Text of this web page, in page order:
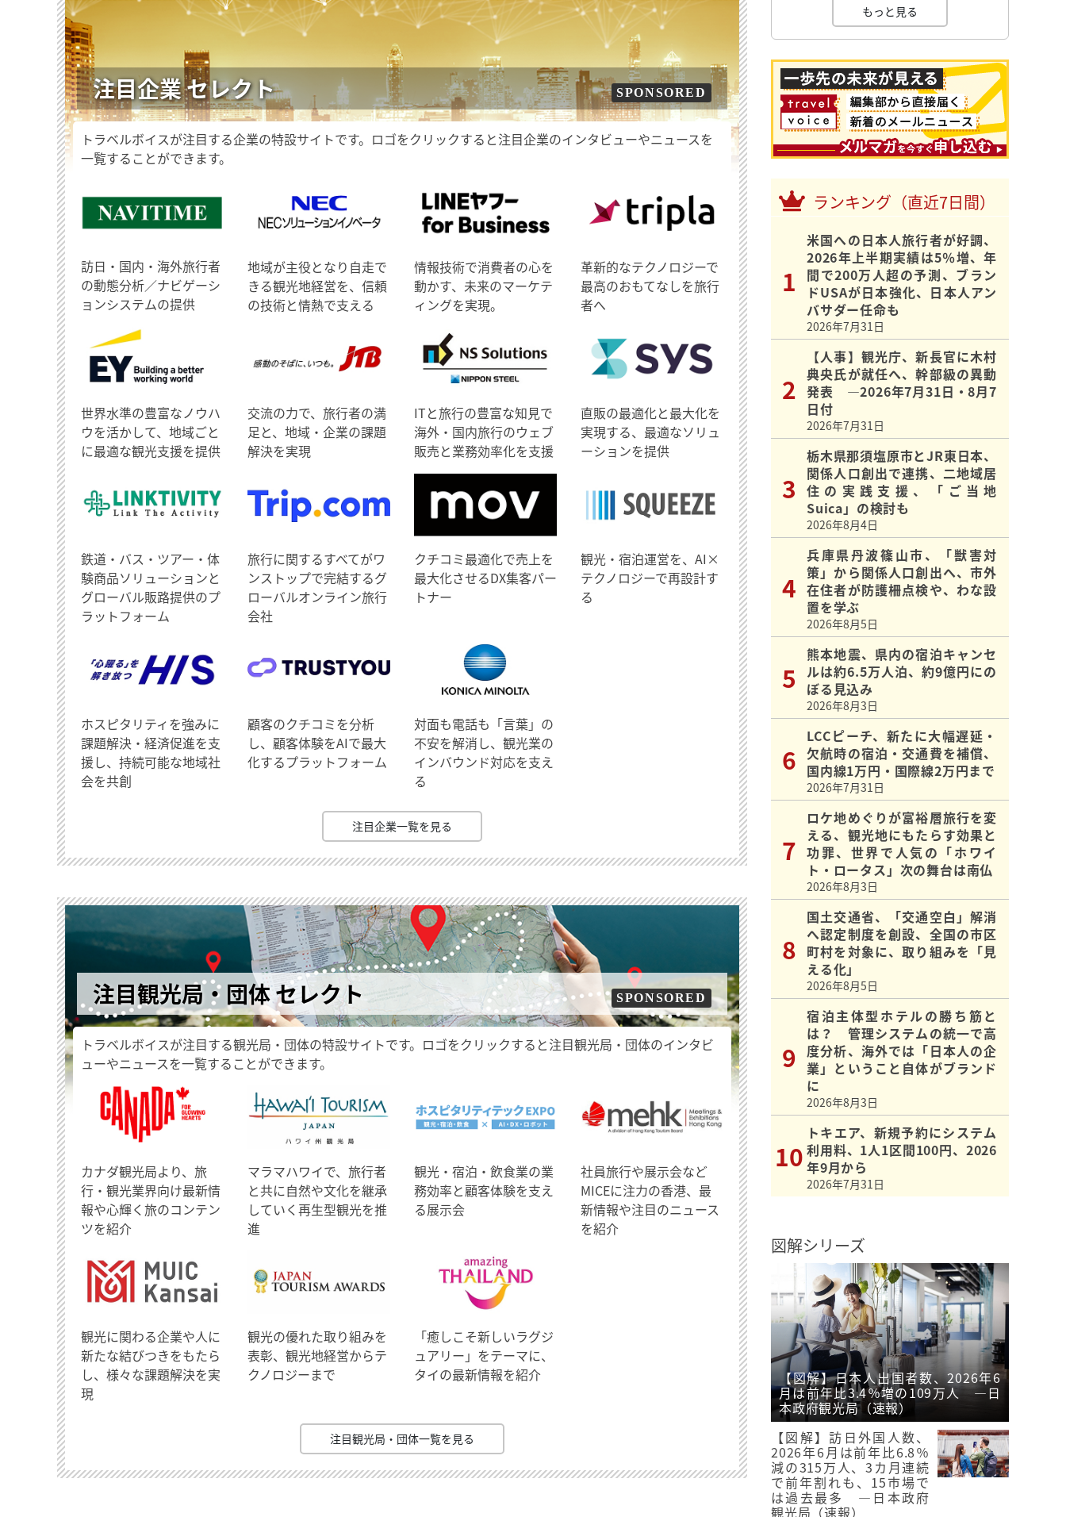
注目企業 セレクト SPONSORED
トラベルボイスが注目する企業の特設サイトです。ロゴをクリックすると注目企業のインタビューやニュースを
一覧することができます。
訪日・国内・海外旅行者
の動態分析／ナビゲーシ
ョンシステムの提供
地域が主役となり自走で
きる観光地経営を、信頼
の技術と情熱で支える
情報技術で消費者の心を
動かす、未来のマーケテ
ィングを実現。
革新的なテクノロジーで
最高のおもてなしを旅行
者へ
世界水準の豊富なノウハ
ウを活かして、地域ごと
に最適な観光支援を提供
交流の力で、旅行者の満
足と、地域・企業の課題
解決を実現
ITと旅行の豊富な知見で
海外・国内旅行のウェブ
販売と業務効率化を支援
直販の最適化と最大化を
実現する、最適なソリュ
ーションを提供
鉄道・バス・ツアー・体
験商品ソリューションと
グローバル販路提供のプ
ラットフォーム
旅行に関するすべてがワ
ンストップで完結するグ
ローバルオンライン旅行
会社
クチコミ最適化で売上を
最大化させるDX集客パー
トナー
観光・宿泊運営を、AI×
テクノロジーで再設計す
る
ホスピタリティを強みに
課題解決・経済促進を支
援し、持続可能な地域社
会を共創
顧客のクチコミを分析
し、顧客体験をAIで最大
化するプラットフォーム
対面も電話も「言葉」の
不安を解消し、観光業の
インバウンド対応を支え
る
注目企業一覧を見る
注目観光局・団体 セレクト SPONSORED
トラベルボイスが注目する観光局・団体の特設サイトです。ロゴをクリックすると注目観光局・団体のインタビ
ューやニュースを一覧することができます。
​カナダ観光局より、旅
行・観光業界向け最新情
報や心輝く旅のコンテン
ツを紹介
マラマハワイで、旅行者
と共に自然や文化を継承
していく再生型観光を推
進
観光・宿泊・飲食業の業
務効率と顧客体験を支え
る展示会
社員旅行や展示会など
MICEに注力の香港、最
新情報や注目のニュース
を紹介
観光に関わる企業や人に
新たな結びつきをもたら
し、様々な課題解決を実
現
観光の優れた取り組みを
表彰、観光地経営からテ
クノロジーまで
「癒しこそ新しいラグジ
ュアリー」をテーマに、
タイの最新情報を紹介
注目観光局・団体一覧を見る
もっと見る
ランキング（直近7日間）
米国への日本人旅行者が好調、
2026年上半期実績は5％増、年
間で200万人超の予測、ブラン
ドUSAが日本強化、日本人アン
バサダー任命も
2026年7月31日
【人事】観光庁、新長官に木村
典央氏が就任へ、幹部級の異動
発表 ―2026年7月31日・8月7
日付
2026年7月31日
栃木県那須塩原市とJR東日本、
関係人口創出で連携、二地域居
住の実践支援、「ご当地
Suica」の検討も
2026年8月4日
兵庫県丹波篠山市、「獣害対
策」から関係人口創出へ、市外
在住者が防護柵点検や、わな設
置を学ぶ
2026年8月5日
熊本地震、県内の宿泊キャンセ
ルは約6.5万人泊、約9億円にの
ぼる見込み
2026年8月3日
LCCピーチ、新たに大幅遅延・
欠航時の宿泊・交通費を補償、
国内線1万円・国際線2万円まで
2026年7月31日
ロケ地めぐりが富裕層旅行を変
える、観光地にもたらす効果と
功罪、世界で人気の「ホワイ
ト・ロータス」次の舞台は南仏
2026年8月3日
国土交通省、「交通空白」解消
へ認定制度を創設、全国の市区
町村を対象に、取り組みを「見
える化」
2026年8月5日
宿泊主体型ホテルの勝ち筋と
は？ 管理システムの統一で高
度分析、海外では「日本人の企
業」ということ自体がブランド
に
2026年8月3日
トキエア、新規予約にシステム
利用料、1人1区間100円、2026
年9月から
2026年7月31日
図解シリーズ
【図解】日本人出国者数、2026年6
月は前年比3.4％増の109万人 ―日
本政府観光局（速報）
【図解】訪日外国人数、
2026年6月は前年比6.8％
減の315万人、3カ月連続
で前年割れも、15市場で
は過去最多 ―日本政府
観光局（速報）